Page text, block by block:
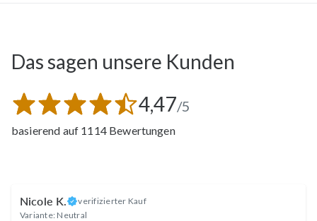
Das sagen unsere Kunden
4,47/5
basierend auf 1114 Bewertungen
Nicole K.
verifizierter Kauf
Variante: Neutral